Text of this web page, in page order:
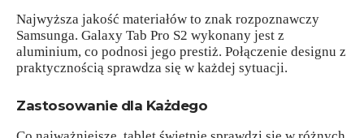
Najwyższa jakość materiałów to znak rozpoznawczy
Samsunga. Galaxy Tab Pro S2 wykonany jest z
aluminium, co podnosi jego prestiż. Połączenie designu z
praktycznością sprawdza się w każdej sytuacji.
Zastosowanie dla Każdego